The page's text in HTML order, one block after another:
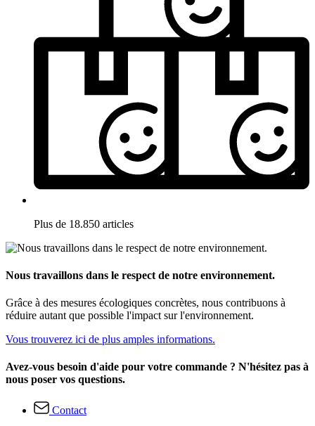
Plus de 18.850 articles
Nous travaillons dans le respect de notre environnement.
Grâce à des mesures écologiques concrètes, nous contribuons à
réduire autant que possible l'impact sur l'environnement.
Vous trouverez ici de plus amples informations.
Avez-vous besoin d'aide pour votre commande ? N'hésitez pas à
nous poser vos questions.
Contact